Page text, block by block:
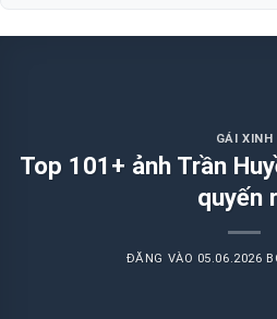
GÁI XINH
Top 101+ ảnh Trần
quyến
ĐĂNG VÀO 05.06.2026